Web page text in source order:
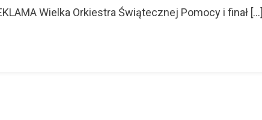
Wielka Orkiestra Świątecznej Pomocy i finał […]